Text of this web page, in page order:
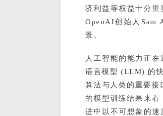
济利益等权益十分重
OpenAI创始人Sam
景。
人工智能的能力正
语言模型 (LLM) 的
算法与人类的重要
的模型训练结果来
进中以不可想象的